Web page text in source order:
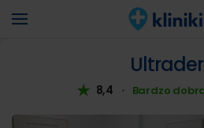
8,4 • Bardzo